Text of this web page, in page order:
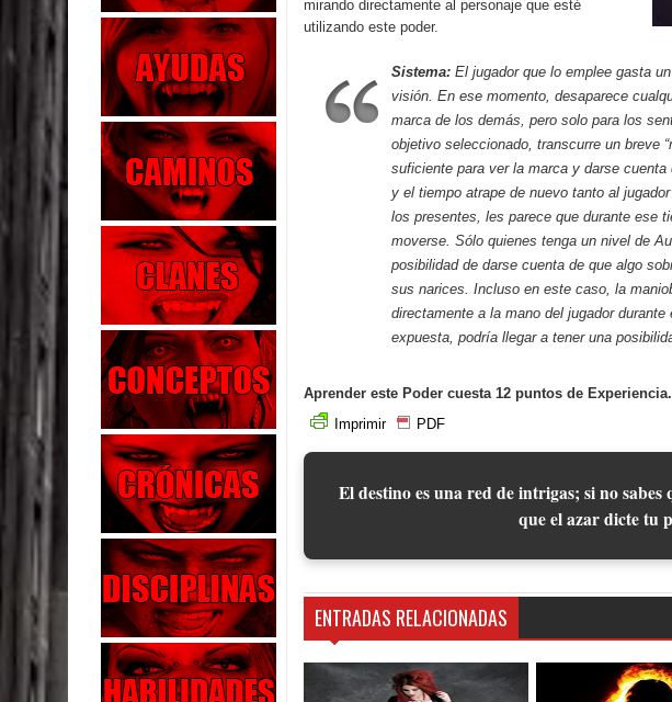
Parte 09: Los Muertos Cuentan Cuentosmirando directamente al personaje que esté
utilizando este poder.
Sistema: El jugador que lo emplee gasta
visión. En ese momento, desaparece
marca de los demás, pero solo para los
objetivo seleccionado, transcurre un breve
suficiente para ver la marca y darse
y el tiempo atrape de nuevo tanto al
los presentes, les parece que durante ese
moverse. Sólo quienes tenga un nivel de
posibilidad de darse cuenta de que algo
sus narices. Incluso en este caso, la
directamente a la mano del jugador
expuesta, podría llegar a tener una
Aprender este Poder cuesta 12 puntos de Experiencia.
Imprimir
PDF
El destino es una red de intrigas; si no
que el azar dicte tu
ENTRADAS RELACIONADAS